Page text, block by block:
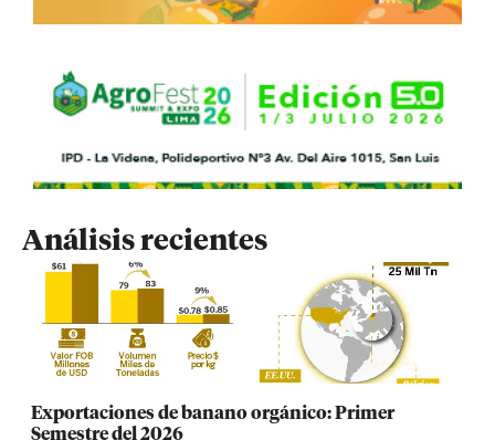
Análisis recientes
Exportaciones de banano orgánico: Primer
Semestre del 2026